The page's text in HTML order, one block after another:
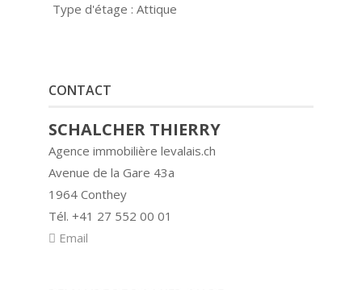
Type d'étage : Attique
CONTACT
SCHALCHER THIERRY
Agence immobilière levalais.ch
Avenue de la Gare 43a
1964 Conthey
Tél. +41 27 552 00 01
Email